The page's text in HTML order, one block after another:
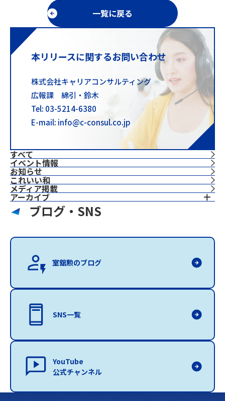
すべて
イベント情報
お知らせ
これいい和
⁨⁩メディア掲載
アーカイブ
一覧に戻る
本リリースに関するお問い合わせ
株式会社キャリアコンサルティング
広報課 綿引・鈴木
Tel: 03-5214-6380
E-mail: info@c-consul.co.jp
ブログ・SNS
室舘勲のブログ
SNS一覧
YouTube
公式チャンネル